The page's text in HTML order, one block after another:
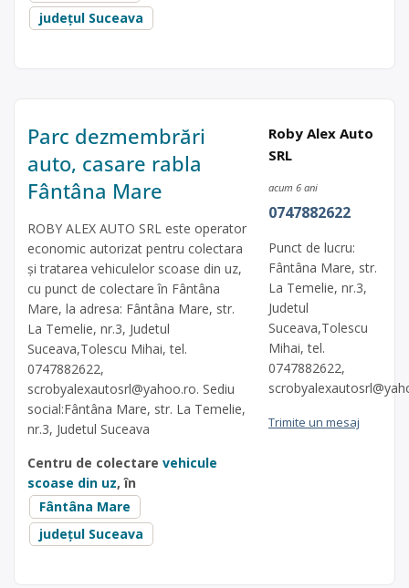
județul Suceava
Parc dezmembrări
auto, casare rabla
Fântâna Mare
ROBY ALEX AUTO SRL este operator
economic autorizat pentru colectara
și tratarea vehiculelor scoase din uz,
cu punct de colectare în Fântâna
Mare, la adresa: Fântâna Mare, str.
La Temelie, nr.3, Judetul
Suceava,Tolescu Mihai, tel.
0747882622,
scrobyalexautosrl@yahoo.ro. Sediu
social:Fântâna Mare, str. La Temelie,
nr.3, Judetul Suceava
Centru de colectare vehicule
scoase din uz, în
Fântâna Mare
județul Suceava
Roby Alex Auto
SRL
acum 6 ani
0747882622
Punct de lucru:
Fântâna Mare, str.
La Temelie, nr.3,
Judetul
Suceava,Tolescu
Mihai, tel.
0747882622,
Trimite un mesaj